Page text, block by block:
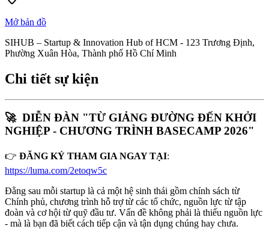
Mở bản đồ
SIHUB – Startup & Innovation Hub of HCM - 123 Trương Định,
Phường Xuân Hòa, Thành phố Hồ Chí Minh
Chi tiết sự kiện
🚀  DIỄN ĐÀN "TỪ GIẢNG ĐƯỜNG ĐẾN KHỞI
NGHIỆP - CHƯƠNG TRÌNH BASECAMP 2026"
👉 ĐĂNG KÝ THAM GIA NGAY TẠI
https://luma.com/2etoqw5c
Đằng sau mỗi startup là cả một hệ sinh thái gồm chính sách từ
Chính phủ, chương trình hỗ trợ từ các tổ chức, nguồn lực từ tập
đoàn và cơ hội từ quỹ đầu tư. Vấn đề không phải là thiếu nguồn lực
- mà là bạn đã biết cách tiếp cận và tận dụng chúng hay chưa.